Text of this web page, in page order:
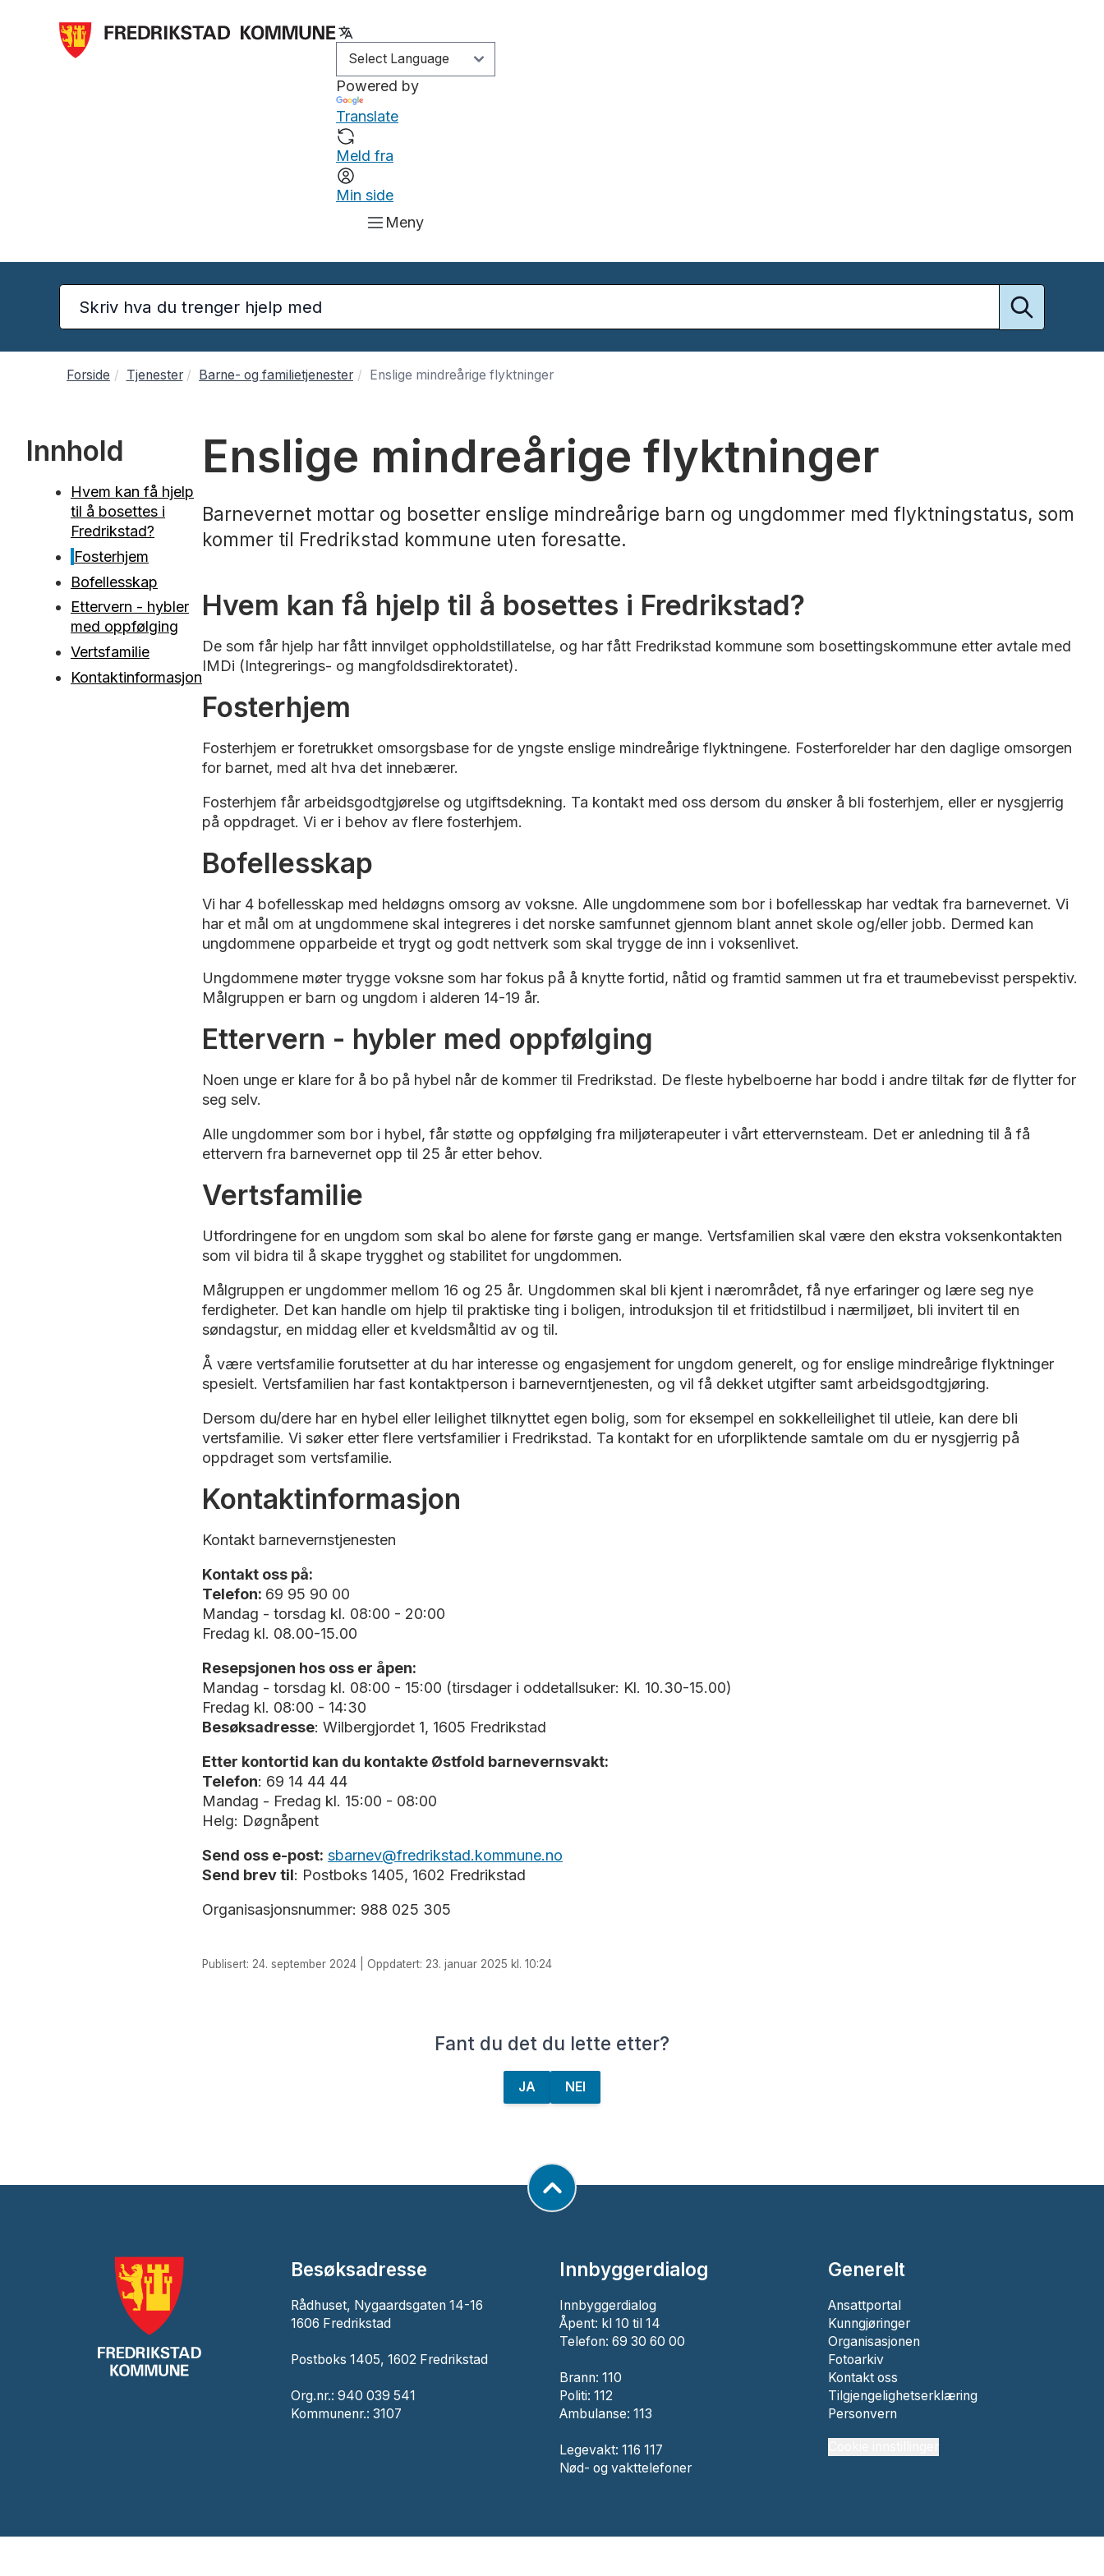
Powered by
Translate
Meld fra
Min side
Meny
Forside Tjenester Barne- og familietjenester Enslige mindreårige flyktninger
Innhold
Hvem kan få hjelp
til å bosettes i
Fredrikstad?
Fosterhjem
Bofellesskap
Ettervern - hybler
med oppfølging
Vertsfamilie
Kontaktinformasjon
Enslige mindreårige flyktninger
Barnevernet mottar og bosetter enslige mindreårige barn og ungdommer med flyktningstatus, som
kommer til Fredrikstad kommune uten foresatte.
Hvem kan få hjelp til å bosettes i Fredrikstad?
De som får hjelp har fått innvilget oppholdstillatelse, og har fått Fredrikstad kommune som bosettingskommune etter avtale med
IMDi (Integrerings- og mangfoldsdirektoratet).
Fosterhjem
Fosterhjem er foretrukket omsorgsbase for de yngste enslige mindreårige flyktningene. Fosterforelder har den daglige omsorgen
for barnet, med alt hva det innebærer.
Fosterhjem får arbeidsgodtgjørelse og utgiftsdekning. Ta kontakt med oss dersom du ønsker å bli fosterhjem, eller er nysgjerrig
på oppdraget. Vi er i behov av flere fosterhjem.
Bofellesskap
Vi har 4 bofellesskap med heldøgns omsorg av voksne. Alle ungdommene som bor i bofellesskap har vedtak fra barnevernet. Vi
har et mål om at ungdommene skal integreres i det norske samfunnet gjennom blant annet skole og/eller jobb. Dermed kan
ungdommene opparbeide et trygt og godt nettverk som skal trygge de inn i voksenlivet.
Ungdommene møter trygge voksne som har fokus på å knytte fortid, nåtid og framtid sammen ut fra et traumebevisst perspektiv.
Målgruppen er barn og ungdom i alderen 14-19 år.
Ettervern - hybler med oppfølging
Noen unge er klare for å bo på hybel når de kommer til Fredrikstad. De fleste hybelboerne har bodd i andre tiltak før de flytter for
seg selv.
Alle ungdommer som bor i hybel, får støtte og oppfølging fra miljøterapeuter i vårt ettervernsteam. Det er anledning til å få
ettervern fra barnevernet opp til 25 år etter behov.
Vertsfamilie
Utfordringene for en ungdom som skal bo alene for første gang er mange. Vertsfamilien skal være den ekstra voksenkontakten
som vil bidra til å skape trygghet og stabilitet for ungdommen.
Målgruppen er ungdommer mellom 16 og 25 år. Ungdommen skal bli kjent i nærområdet, få nye erfaringer og lære seg nye
ferdigheter. Det kan handle om hjelp til praktiske ting i boligen, introduksjon til et fritidstilbud i nærmiljøet, bli invitert til en
søndagstur, en middag eller et kveldsmåltid av og til.
Å være vertsfamilie forutsetter at du har interesse og engasjement for ungdom generelt, og for enslige mindreårige flyktninger
spesielt. Vertsfamilien har fast kontaktperson i barneverntjenesten, og vil få dekket utgifter samt arbeidsgodtgjøring.
Dersom du/dere har en hybel eller leilighet tilknyttet egen bolig, som for eksempel en sokkelleilighet til utleie, kan dere bli
vertsfamilie. Vi søker etter flere vertsfamilier i Fredrikstad. Ta kontakt for en uforpliktende samtale om du er nysgjerrig på
oppdraget som vertsfamilie.
Kontaktinformasjon
Kontakt barnevernstjenesten
Kontakt oss på:
Telefon: 69 95 90 00
Mandag - torsdag kl. 08:00 - 20:00
Fredag kl. 08.00-15.00
Resepsjonen hos oss er åpen:
Mandag - torsdag kl. 08:00 - 15:00 (tirsdager i oddetallsuker: Kl. 10.30-15.00)
Fredag kl. 08:00 - 14:30
Besøksadresse: Wilbergjordet 1, 1605 Fredrikstad
Etter kontortid kan du kontakte Østfold barnevernsvakt:
Telefon: 69 14 44 44
Mandag - Fredag kl. 15:00 - 08:00
Helg: Døgnåpent
Send oss e-post: sbarnev@fredrikstad.kommune.no
Send brev til: Postboks 1405, 1602 Fredrikstad
Organisasjonsnummer: 988 025 305
Publisert: 24. september 2024 | Oppdatert: 23. januar 2025 kl. 10:24
Fant du det du lette etter?
JA NEI
Besøksadresse
Rådhuset, Nygaardsgaten 14-16
1606 Fredrikstad
Postboks 1405, 1602 Fredrikstad
Org.nr.: 940 039 541
Kommunenr.: 3107
Innbyggerdialog
Innbyggerdialog
Åpent: kl 10 til 14
Telefon: 69 30 60 00
Brann: 110
Politi: 112
Ambulanse: 113
Legevakt: 116 117
Nød- og vakttelefoner
Generelt
Ansattportal
Kunngjøringer
Organisasjonen
Fotoarkiv
Kontakt oss
Tilgjengelighetserklæring
Personvern